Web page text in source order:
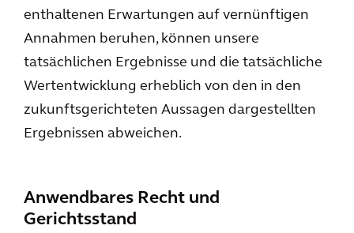
enthaltenen Erwartungen auf vernünftigen
Annahmen beruhen, können unsere
tatsächlichen Ergebnisse und die tatsächliche
Wertentwicklung erheblich von den in den
zukunftsgerichteten Aussagen dargestellten
Ergebnissen abweichen.
Anwendbares Recht und
Gerichtsstand